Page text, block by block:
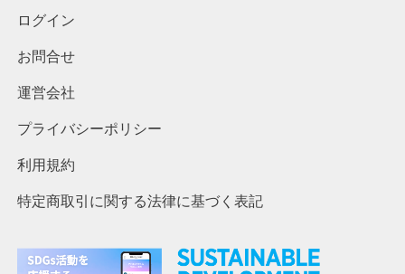
ログイン
お問合せ
運営会社
プライバシーポリシー
利用規約
特定商取引に関する法律に基づく表記